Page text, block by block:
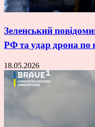
Зеленський
РФ та удар дрона по
18.05.2026